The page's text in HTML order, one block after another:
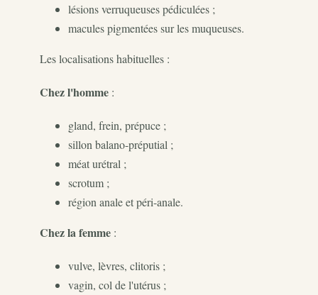
lésions verruqueuses pédiculées ;
macules pigmentées sur les muqueuses.
Les localisations habituelles :
Chez l'homme :
gland, frein, prépuce ;
sillon balano-préputial ;
méat urétral ;
scrotum ;
région anale et péri-anale.
Chez la femme :
vulve, lèvres, clitoris ;
vagin, col de l'utérus ;